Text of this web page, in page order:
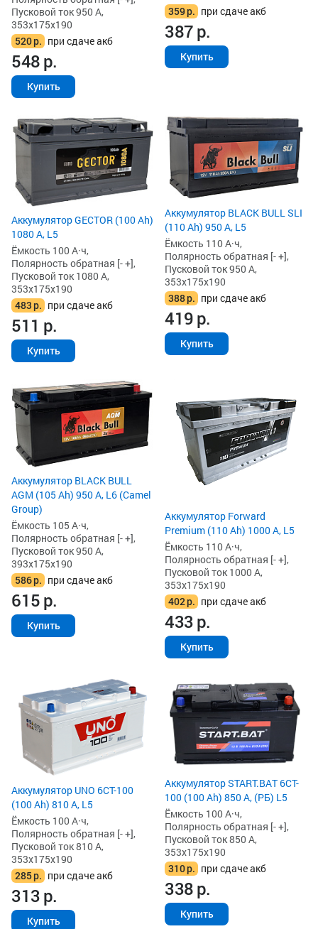
Пусковой ток 950 А,
353x175x190
520р. при сдаче акб
548р.
Купить
359р. при сдаче акб
387р.
Купить
Аккумулятор GECTOR (100 Ah)
1080 А, L5
Ёмкость 100 А·ч,
Полярность обратная [- +],
Пусковой ток 1080 А,
353x175x190
483р. при сдаче акб
511 р.
Купить
Аккумулятор BLACK BULL SLI
(110 Ah) 950 А, L5
Ёмкость 110 А·ч,
Полярность обратная [- +],
Пусковой ток 950 А,
353x175x190
388р. при сдаче акб
419р.
Купить
Аккумулятор BLACK BULL
AGM (105 Ah) 950 А, L6 (Camel
Group)
Ёмкость 105 А·ч,
Полярность обратная [- +],
Пусковой ток 950 А,
393x175x190
586р. при сдаче акб
615р.
Купить
Аккумулятор Forward
Premium (110 Ah) 1000 А, L5
Ёмкость 110 А·ч,
Полярность обратная [- +],
Пусковой ток 1000 А,
353x175x190
402р. при сдаче акб
433р.
Купить
Аккумулятор UNO 6CT-100
(100 Ah) 810 А, L5
Ёмкость 100 А·ч,
Полярность обратная [- +],
Пусковой ток 810 А,
353x175x190
285р. при сдаче акб
313р.
Купить
Аккумулятор START.BAT 6CT-
100 (100 Ah) 850 А, (РБ) L5
Ёмкость 100 А·ч,
Полярность обратная [- +],
Пусковой ток 850 А,
353x175x190
310р. при сдаче акб
338р.
Купить